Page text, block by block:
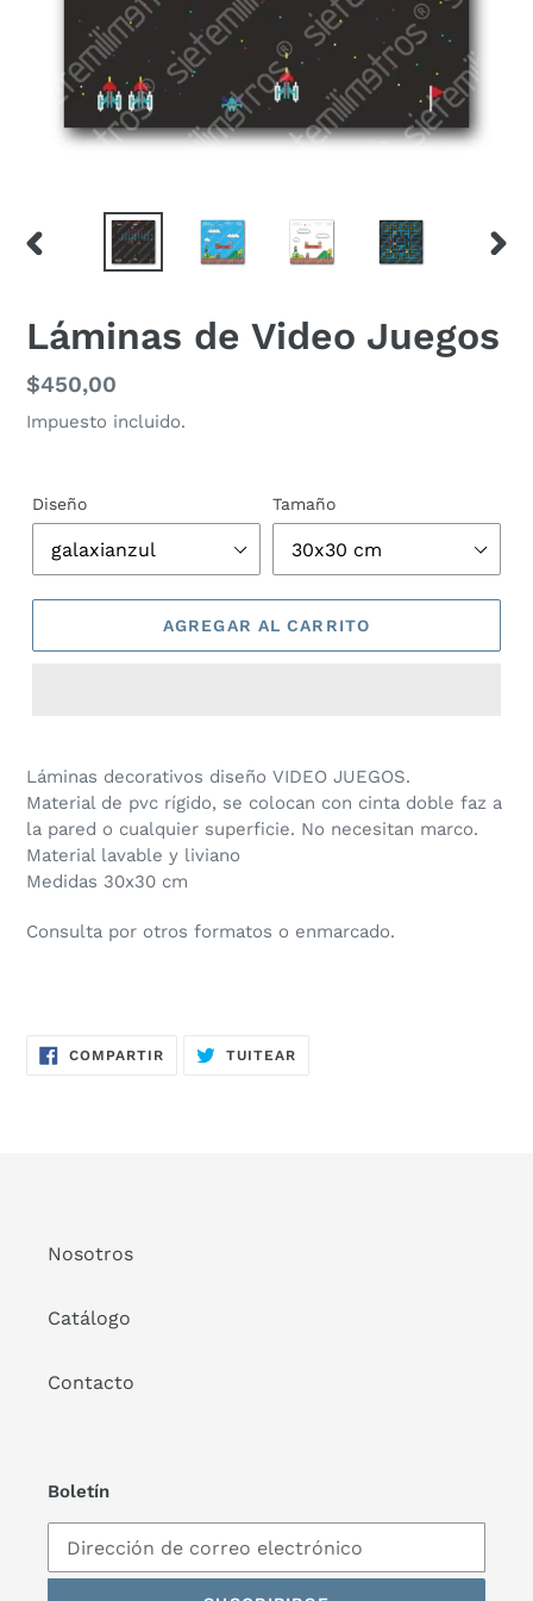
ANTERIOR
Láminas de Video Juegos
Precio
habitual
$450,00
Impuesto incluido.
Diseño Tamaño
AGREGAR AL CARRITO
el
producto
a
tu
carrito
compra
Láminas decorativos diseño VIDEO JUEGOS.
Material de pvc rígido, se colocan con cinta doble faz a
la pared o cualquier superficie. No necesitan marco.
Material lavable y liviano
Medidas 30x30 cm
Consulta por otros formatos o enmarcado.
COMPARTIRCOMPARTIRTUITEAR
Nosotros
Catálogo
Contacto
Boletín